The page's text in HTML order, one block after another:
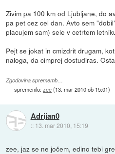
Zivim pa 100 km od Ljubljane, do
pa pet cez cel dan. Avto sem
placujem sam) sele v cetrtem
Pejt se jokat in cmizdrit drugam,
naloga, da cimprej dostudiras.
Zgodovina sprememb…
spremenilo:zee(13. mar 2010 ob 15:01)
Adrijan0
:: 13. mar 2010, 15:19
zee, jaz se ne jočem, edino tebi